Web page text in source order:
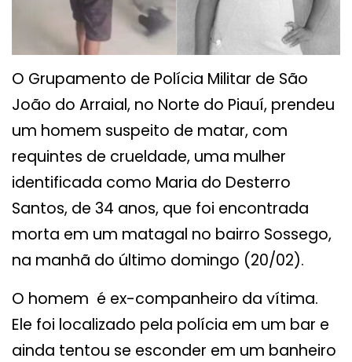
O Grupamento de Polícia Militar de São
João do Arraial, no Norte do Piauí, prendeu
um homem suspeito de matar, com
requintes de crueldade, uma mulher
identificada como Maria do Desterro
Santos, de 34 anos, que foi encontrada
morta em um matagal no bairro Sossego,
na manhã do último domingo (20/02).
O homem é ex-companheiro da vítima.
Ele foi localizado pela polícia em um bar e
ainda tentou se esconder em um banheiro